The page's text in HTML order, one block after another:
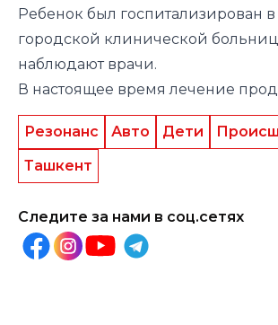
Ребенок был госпитализирован
городской клинической
наблюдают врачи.
В настоящее время лечение
Резонанс Авто Дети
Ташкент
Следите за нами в соц.сетях